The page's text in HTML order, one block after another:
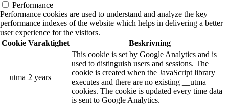
Performance
Performance cookies are used to understand and analyze the key
performance indexes of the website which helps in delivering a better
user experience for the visitors.
Cookie Varaktighet Beskrivning
__utma 2 years
This cookie is set by Google Analytics and is
used to distinguish users and sessions. The
cookie is created when the JavaScript library
executes and there are no existing __utma
cookies. The cookie is updated every time data
is sent to Google Analytics.